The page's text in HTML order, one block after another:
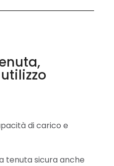
di carico e
tenuta sicura anche